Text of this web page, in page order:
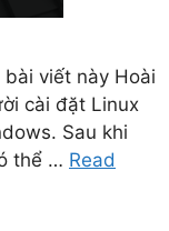
viết này Hoài
cài đặt Linux
Sau khi
thể … Read